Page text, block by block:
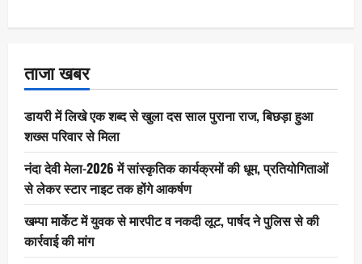
ताजा खबर
डायरी में लिखे एक शब्द से खुला दस साल पुराना राज, बिछड़ा हुआ
शख्स परिवार से मिला
नंदा देवी मेला-2026 में सांस्कृतिक कार्यक्रमों की धूम, प्रतियोगिताओं
से लेकर स्टार नाइट तक होंगे आकर्षण
खम्पा मार्केट में युवक से मारपीट व नकदी लूट, पार्षद ने पुलिस से की
कार्रवाई की मांग